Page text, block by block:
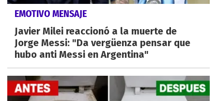
EMOTIVO MENSAJE
Javier Milei reaccionó a la muerte de
Jorge Messi: "Da vergüenza pensar que
hubo anti Messi en Argentina"